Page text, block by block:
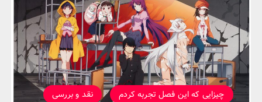
چیزایی که این فصل تجربه کردم نقد و بررسی